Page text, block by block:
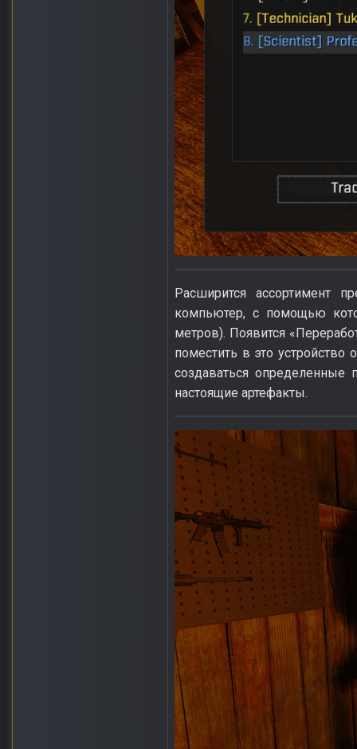
Расширится ассортимент
компьютер, с помощью
метров). Появится
поместить в это
создаваться
настоящие артефакты.